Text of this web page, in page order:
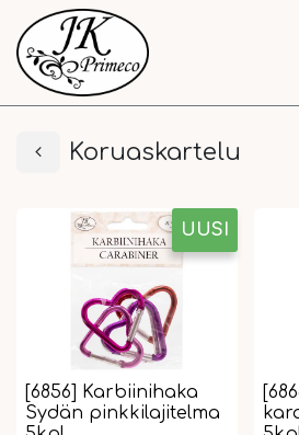
Koruaskartelu
UUSI
[6856] Karbiinihaka
Sydän pinkkilajitelma